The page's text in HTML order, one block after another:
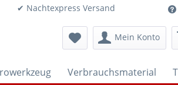
✔ Nachtexpress Versand
Mein Konto
Verbrauchsmaterial